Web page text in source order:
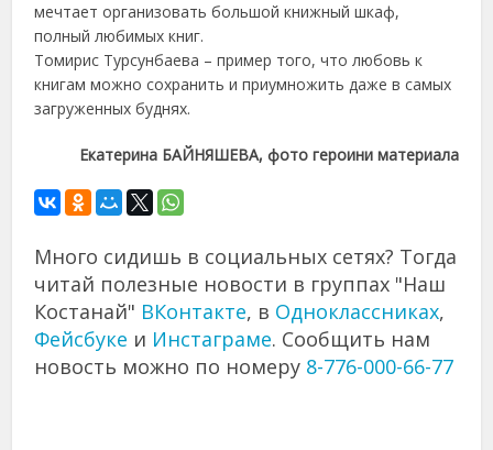
мечтает организовать большой книжный шкаф,
полный любимых книг.
Томирис Турсунбаева – пример того, что любовь к
книгам можно сохранить и приумножить даже в самых
загруженных буднях.
Екатерина БАЙНЯШЕВА, фото героини материала
Много сидишь в социальных сетях? Тогда
читай полезные новости в группах "Наш
Костанай" ВКонтакте, в Одноклассниках,
Фейсбуке и Инстаграме. Сообщить нам
новость можно по номеру 8-776-000-66-77